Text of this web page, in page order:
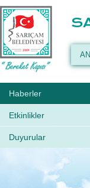
Haberler
Etkinlikler
Duyurular